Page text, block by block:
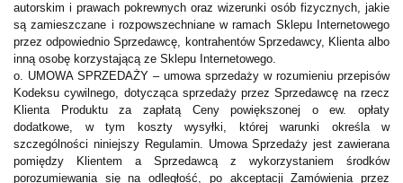
autorskim i prawach pokrewnych oraz wizerunki osób fizycznych, jakie
są zamieszczane i rozpowszechniane w ramach Sklepu Internetowego
przez odpowiednio Sprzedawcę, kontrahentów Sprzedawcy, Klienta albo
inną osobę korzystającą ze Sklepu Internetowego.
o. UMOWA SPRZEDAŻY – umowa sprzedaży w rozumieniu przepisów
Kodeksu cywilnego, dotycząca sprzedaży przez Sprzedawcę na rzecz
Klienta Produktu za zapłatą Ceny powiększonej o ew. opłaty
dodatkowe, w tym koszty wysyłki, której warunki określa w
szczególności niniejszy Regulamin. Umowa Sprzedaży jest zawierana
pomiędzy Klientem a Sprzedawcą z wykorzystaniem środków
porozumiewania się na odległość, po akceptacji Zamówienia przez